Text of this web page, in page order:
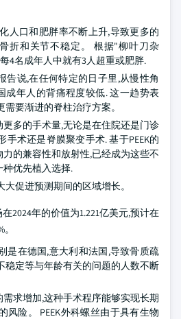
人口和肥胖率不断上升,导致更多的
折和关节不稳定。 根据"柳叶刀杂
4名成年人中就有3人超重或肥胖.
告说,在任何特定的日子里,从慢性角
成年人的背痛程度较低. 这一趋势表
要渐进的脊柱治疗方案。
多的手术量,无论是在住院还是门诊
手术还是脊膜聚变手术. 基于PEEK的
的兼容性和放射性,已经成为这些不
优先植入选择.
促进预测期间的区域增长。
2024年的价值为1.221亿美元,预计在
是在德国,意大利和法国,导致骨质疏
稳定等与年龄有关的问题的人数不断
求增加,这种手术程序能够实现长期
风险。 PEEK外科螺丝由于具有生物